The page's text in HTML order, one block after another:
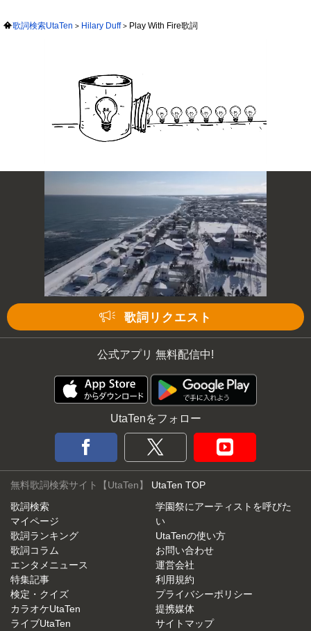
歌詞検索UtaTen Hilary Duff Play With Fire歌詞
歌詞リクエスト
公式アプリ 無料配信中!
UtaTenをフォロー
無料歌詞検索サイト【UtaTen】 UtaTen TOP
歌詞検索
マイページ
歌詞ランキング
歌詞コラム
エンタメニュース
特集記事
検定・クイズ
カラオケUtaTen
ライブUtaTen
学園祭にアーティストを呼びた
い
UtaTenの使い方
お問い合わせ
運営会社
利用規約
プライバシーポリシー
提携媒体
サイトマップ